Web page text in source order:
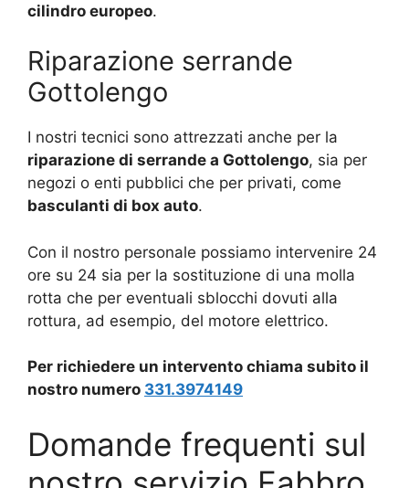
cilindro europeo.
Riparazione serrande
Gottolengo
I nostri tecnici sono attrezzati anche per la
riparazione di serrande a Gottolengo, sia per
negozi o enti pubblici che per privati, come
basculanti di box auto.
Con il nostro personale possiamo intervenire 24
ore su 24 sia per la sostituzione di una molla
rotta che per eventuali sblocchi dovuti alla
rottura, ad esempio, del motore elettrico.
Per richiedere un intervento chiama subito il
nostro numero 331.3974149
Domande frequenti sul